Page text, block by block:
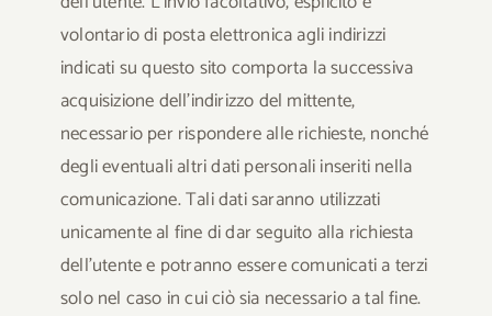
volontario di posta elettronica agli indirizzi
indicati su questo sito comporta la successiva
acquisizione dell’indirizzo del mittente,
necessario per rispondere alle richieste, nonché
degli eventuali altri dati personali inseriti nella
comunicazione. Tali dati saranno utilizzati
unicamente al fine di dar seguito alla richiesta
dell’utente e potranno essere comunicati a terzi
solo nel caso in cui ciò sia necessario a tal fine.